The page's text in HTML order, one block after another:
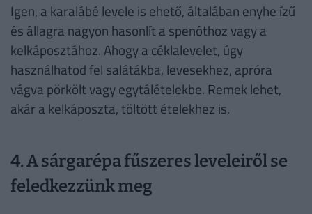
Igen, a karalábé levele is ehető, általában enyhe ízű
és állagra nagyon hasonlít a spenóthoz vagy a
kelkáposztához. Ahogy a céklalevelet, úgy
használhatod fel salátákba, levesekhez, apróra
vágva pörkölt vagy egytálételekbe. Remek lehet,
akár a kelkáposzta, töltött ételekhez is.
4. A sárgarépa fűszeres leveleiről se
feledkezzünk meg